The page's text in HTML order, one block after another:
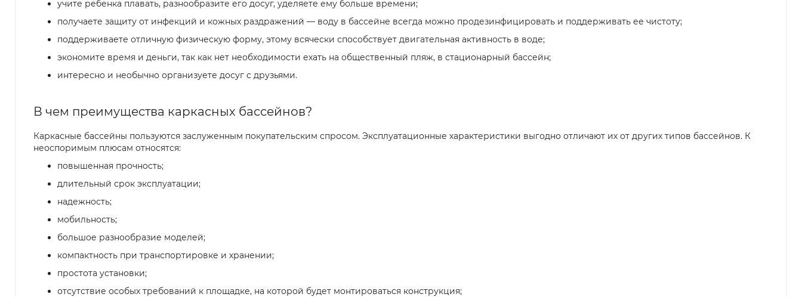
учите ребенка плавать, разнообразите его досуг, уделяете ему больше времени;
получаете защиту от инфекций и кожных раздражений — воду в бассейне всегда можно продезинфицировать и поддерживать ее чистоту;
поддерживаете отличную физическую форму, этому всячески способствует двигательная активность в воде;
экономите время и деньги, так как нет необходимости ехать на общественный пляж, в стационарный бассейн;
интересно и необычно организуете досуг с друзьями.
В чем преимущества каркасных бассейнов?
Каркасные бассейны пользуются заслуженным покупательским спросом. Эксплуатационные характеристики выгодно отличают их от других типов бассейнов. К
неоспоримым плюсам относятся:
повышенная прочность;
длительный срок эксплуатации;
надежность;
мобильность;
большое разнообразие моделей;
компактность при транспортировке и хранении;
простота установки;
отсутствие особых требований к площадке, на которой будет монтироваться конструкция;